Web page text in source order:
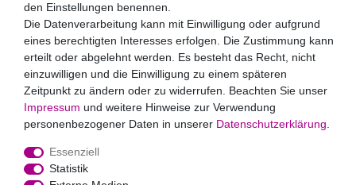
Abonnieren
** Hierbei handelt es sich um ein Pflichtfeld.
Zahlungsarten
den Einstellungen benennen.
Die Datenverarbeitung kann mit Einwilligung oder aufgrund
eines berechtigten Interesses erfolgen. Die Zustimmung kann
erteilt oder abgelehnt werden. Es besteht das Recht, nicht
einzuwilligen und die Einwilligung zu einem späteren
Zeitpunkt zu ändern oder zu widerrufen. Beachten Sie unser
Impressum und weitere Hinweise zur Verwendung
personenbezogener Daten in unserer Daten­schutz­erklärung
Essenziell
Statistik